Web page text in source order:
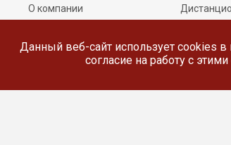
Данный веб-сайт использует cookies в
согласие на работу с
О компании
Сотрудники
документов